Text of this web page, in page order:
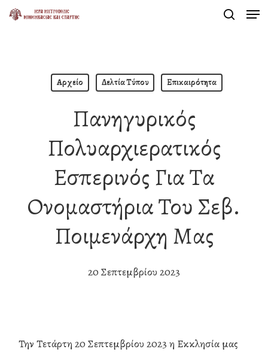
Skip
Αρχείο Δελτία Τύπου Επικαιρότητα
Πανηγυρικός
Πολυαρχιερατικός
Εσπερινός Για Τα
Ονομαστήρια Του Σεβ.
Ποιμενάρχη Μας
20 Σεπτεμβρίου 2023
Την Τετάρτη 20 Σεπτεμβρίου 2023 η Εκκλησία μας